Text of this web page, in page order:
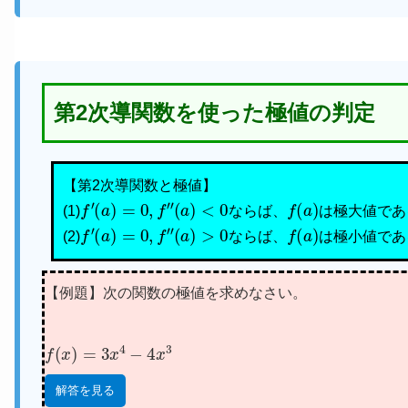
第2次導関数を使った極値の判定
【第2次導関数と極値】
(1)
′(a = ″( )<0
ならば、
(a
は極大値であ
(2)
f′(a = ″(a)>0
ならば、
f(a
は極小値であ
【例題】次の関数の極値を求めなさい。
(x = 4 −4
解答を見る